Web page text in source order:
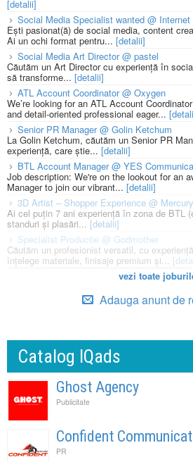
[detalii]
Social Media Specialist wanted @ Internet
Ești pasionat(ă) de social media, content
Ai un ochi format pentru... [detalii]
Social Media Art Director @ pastel
Căutăm un Art Director cu experiență în
să transforme... [detalii]
ATL Account Coordinator @ Oxygen
We’re looking for an ATL Account
and detail-oriented professional eager...
Senior PR Manager @ Golin Ketchum
La Golin Ketchum, căutăm un Senior PR
experiență, care știe... [detalii]
BTL Account Manager @ YES
Job description: We're on the lookout for an
Manager to join our vibrant... [detalii]
3D Artist – Shopper Experience @
Ai cel puțin 7 ani experiență în zona de BTL
standuri și plasări...[detalii]
Specialist Productie @ Godmother
Căutăm un profesionist versatil, cu
înțelege materiale, finisaje premium și...
vezi toate
Adauga anunt de
Catalog IQads
Ghost Agency
Publicitate
Confident
PR